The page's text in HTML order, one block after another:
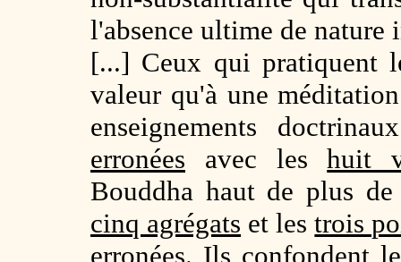
l'absence ultime de
[...] Ceux qui pratiquent
valeur qu'à une
enseignements
erronées avec leshuit
Bouddha haut de plus
cinq agrégats et lestrois
erronées. Ils confondent